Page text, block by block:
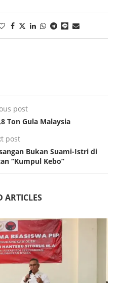
post
Ton Gula Malaysia
post
Bukan Suami-Istri di
“Kumpul Kebo”
ARTICLES